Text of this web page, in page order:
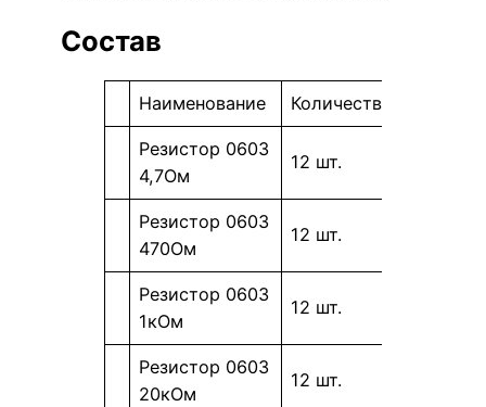
Состав
Наименование Количество
Резистор 0603
4,7Ом
12 шт.
Резистор 0603
470Ом
12 шт.
Резистор 0603
1кОм
12 шт.
Резистор 0603
20кОм
12 шт.